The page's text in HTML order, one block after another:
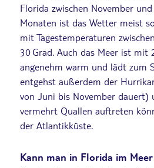
Florida zwischen November
Monaten ist das Wetter meist
mit Tagestemperaturen
30 Grad. Auch das Meer ist mit
angenehm warm und lädt zum
entgehst außerdem der
von Juni bis November dauert)
vermehrt Quallen auftreten
der Atlantikküste.
Kann man in Florida im